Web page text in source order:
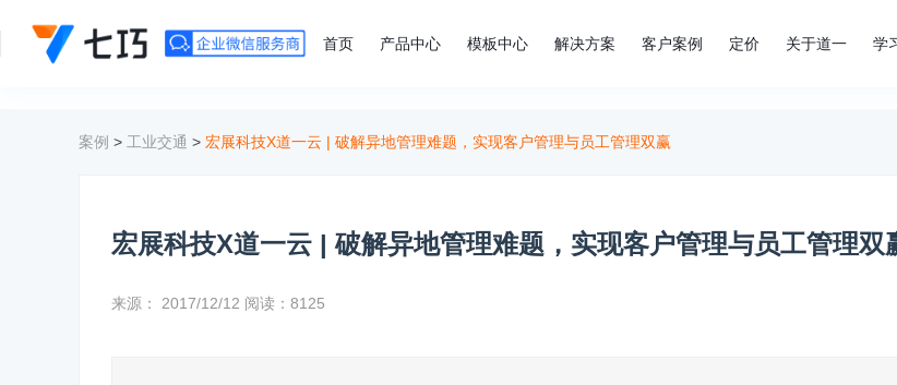
首页 产品中心 模板中心 解决方案 客户案例 定价 关于道一 学
案例 > 工业交通 > 宏展科技X道一云 | 破解异地管理难题，实现客户管理与员工管理双赢
宏展科技X道一云 | 破解异地管理难题，实现客户管理与员工管理双
来源： 2017/12/12 阅读：8125